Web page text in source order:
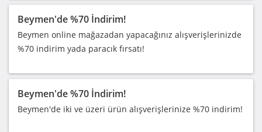
Beymen'de %70 İndirim!
Beymen online mağazadan yapacağınız alışverişlerinizde
%70 indirim yada paracık fırsatı!
Beymen'de %70 İndirim!
Beymen'de iki ve üzeri ürün alışverişlerinize %70 indirim!